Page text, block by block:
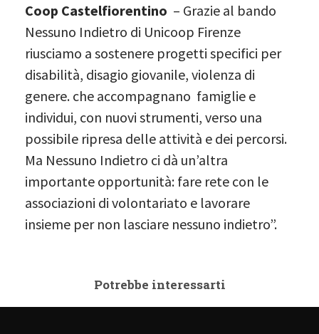
Coop Castelfiorentino – Grazie al bando
Nessuno Indietro di Unicoop Firenze
riusciamo a sostenere progetti specifici per
disabilità, disagio giovanile, violenza di
genere. che accompagnano famiglie e
individui, con nuovi strumenti, verso una
possibile ripresa delle attività e dei percorsi.
Ma Nessuno Indietro ci dà un’altra
importante opportunità: fare rete con le
associazioni di volontariato e lavorare
insieme per non lasciare nessuno indietro”.
Potrebbe interessarti